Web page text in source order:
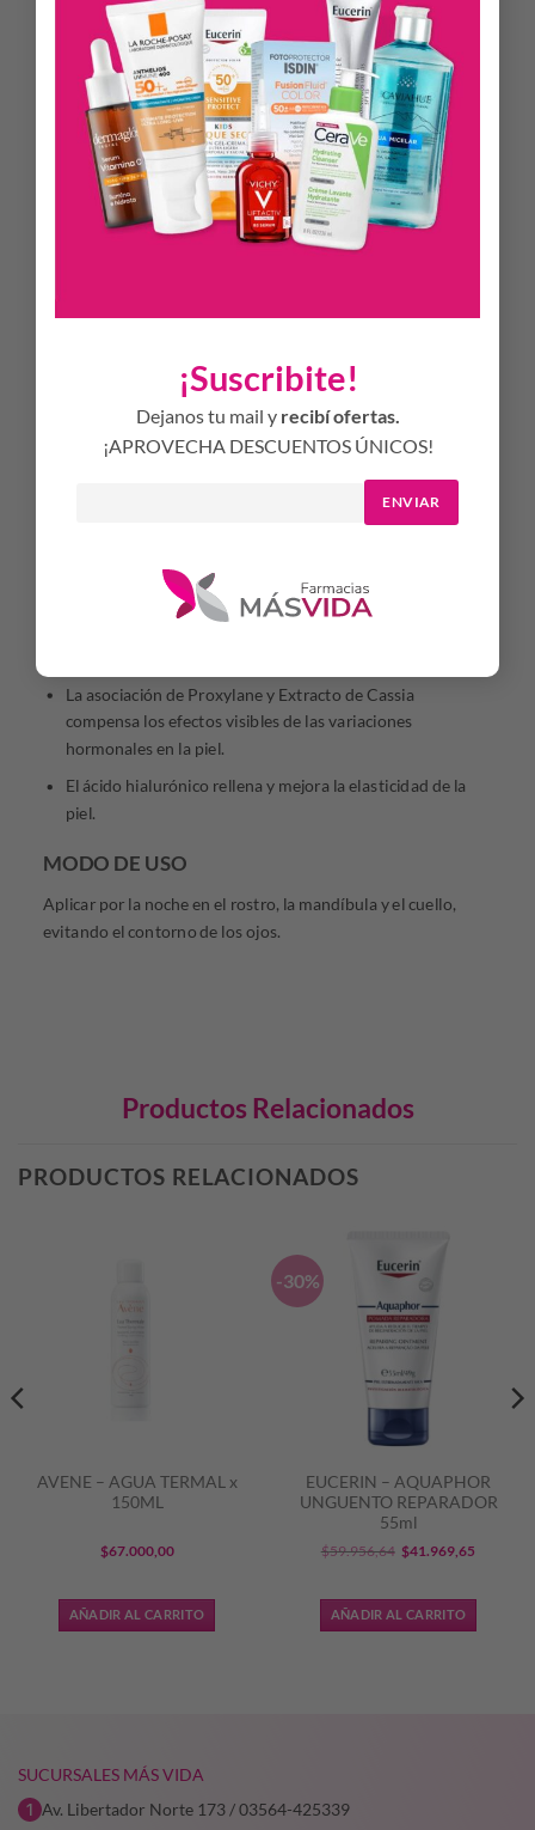
¡Suscribite!
Dejanos tu mail y recibí ofertas.
¡APROVECHA DESCUENTOS ÚNICOS!
ENVIAR
NEOVADIOL CREMA DE NOCHE REVITALIZANTE Y
REDENSIFICANTE reactiva los mecanismos de la piel:
densidad, firmeza, luminosidad.
La eficacia es nuestra prioridad en Vichy y, por eso, las
fórmulas han sido clínicamente puntuadas por
dermatólogos en mujeres con piel sensible durante la
menopausia.
BENEFICIOS
Crema en gel ligera con un efecto refrescante instantáneo.
INGREDIENTES ACTIVOS
NEOVADIOL CREMA DE NOCHE REVITALIZANTE Y
La asociación de Proxylane y Extracto de Cassia
compensa los efectos visibles de las variaciones
hormonales en la piel.
El ácido hialurónico rellena y mejora la elasticidad de la
piel.
MODO DE USO
Aplicar por la noche en el rostro, la mandíbula y el cuello,
evitando el contorno de los ojos.
Productos Relacionados
PRODUCTOS RELACIONADOS
AVENE – AGUA TERMAL x
150ML
$67.000,00
AÑADIR AL CARRITO
-30%
EUCERIN – AQUAPHOR
UNGUENTO REPARADOR
55ml
$59.956,64 El
original
era:
$41.969,65
es:
AÑADIR AL CARRITO
SUCURSALES MÁS VIDA
Av. Libertador Norte 173 / 03564-425339